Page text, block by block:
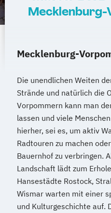
Mecklenburg-
Die unendlichen Weiten
Strände und natürlich die
Vorpommern kann man
lassen und viele
hierher, sei es, um aktiv
Radtouren zu machen
Bauernhof zu verbringen.
Landschaft lädt zum
Hansestädte Rostock,
Wismar warten mit einer
und Kulturgeschichte auf.